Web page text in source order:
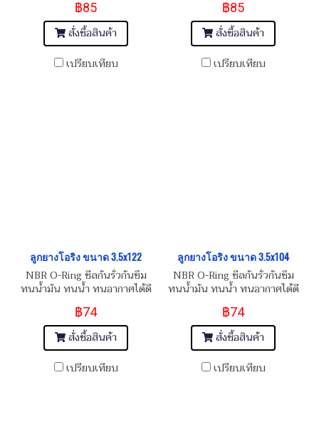
฿85
สั่งซื้อสินค้า
เปรียบเทียบ
฿85
สั่งซื้อสินค้า
เปรียบเทียบ
ลูกยางโอริง ขนาด 3.5x122
NBR O-Ring ซีลกันรั่วกันซึม
ทนน้ำมัน ทนน้ำ ทนอากาศได้ดี
฿74
สั่งซื้อสินค้า
เปรียบเทียบ
ลูกยางโอริง ขนาด 3.5x104
NBR O-Ring ซีลกันรั่วกันซึม
ทนน้ำมัน ทนน้ำ ทนอากาศได้ดี
฿74
สั่งซื้อสินค้า
เปรียบเทียบ